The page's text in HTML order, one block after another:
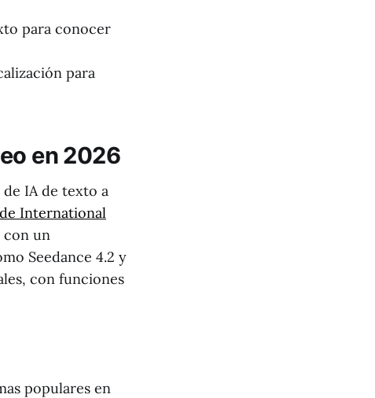
para conocer
para
en 2026
IA de texto a
International
con un
Seedance 4.2 y
con funciones
populares en